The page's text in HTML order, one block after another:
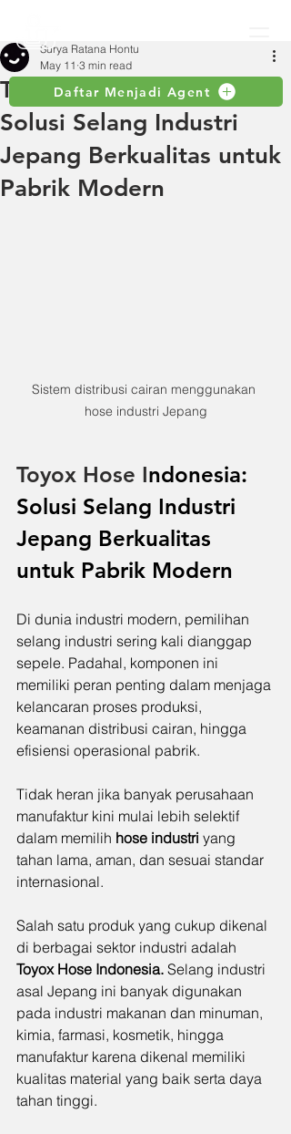
Daftar Menjadi Agent
Toyox Hose Indonesia:
Solusi Selang Industri
Jepang Berkualitas untuk
Pabrik Modern
Surya Ratana Hontu
May 11 3 min read
Sistem distribusi cairan menggunakan
hose industri Jepang
Toyox Hose Indonesia:
Solusi Selang Industri
Jepang Berkualitas
untuk Pabrik Modern
Di dunia industri modern, pemilihan
selang industri sering kali dianggap
sepele. Padahal, komponen ini
memiliki peran penting dalam menjaga
kelancaran proses produksi,
keamanan distribusi cairan, hingga
efisiensi operasional pabrik.
Tidak heran jika banyak perusahaan
manufaktur kini mulai lebih selektif
dalam memilih hose industri yang
tahan lama, aman, dan sesuai standar
internasional.
Salah satu produk yang cukup dikenal
di berbagai sektor industri adalah
Toyox Hose Indonesia. Selang industri
asal Jepang ini banyak digunakan
pada industri makanan dan minuman,
kimia, farmasi, kosmetik, hingga
manufaktur karena dikenal memiliki
kualitas material yang baik serta daya
tahan tinggi.